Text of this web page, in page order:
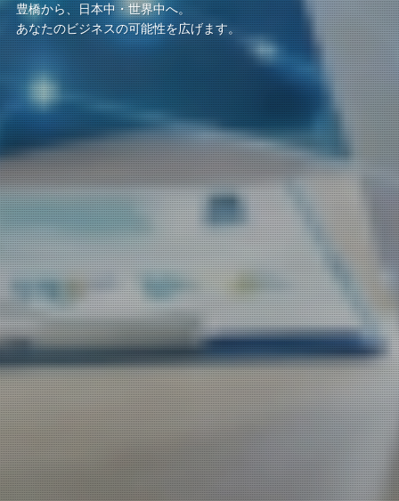
豊橋から、日本中・世界中へ。
あなたのビジネスの可能性を広げます。
豊橋から、日本中・世界中へ。
あなたのビジネスの可能性を広げます。
豊橋から、日本中・世界中へ。
あなたのビジネスの可能性を広げます。